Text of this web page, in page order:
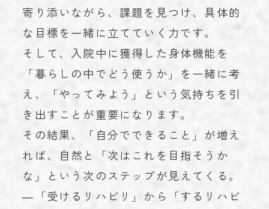
寄り添いながら、課題を見つけ、具体的
な目標を一緒に立てていく力です。
そして、入院中に獲得した身体機能を
「暮らしの中でどう使うか」を一緒に考
え、「やってみよう」という気持ちを引
き出すことが重要になります。
その結果、「自分でできること」が増え
れば、自然と「次はこれを目指そうか
な」という次のステップが見えてくる。
―「受けるリハビリ」から「するリハビ